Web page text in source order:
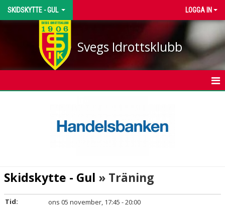
SKIDSKYTTE - GUL LOGGA IN
Svegs Idrottsklubb
BILDGALLERI
Skidskytte - Gul » Träning
Tid:
ons 05 november, 17:45 - 20:00